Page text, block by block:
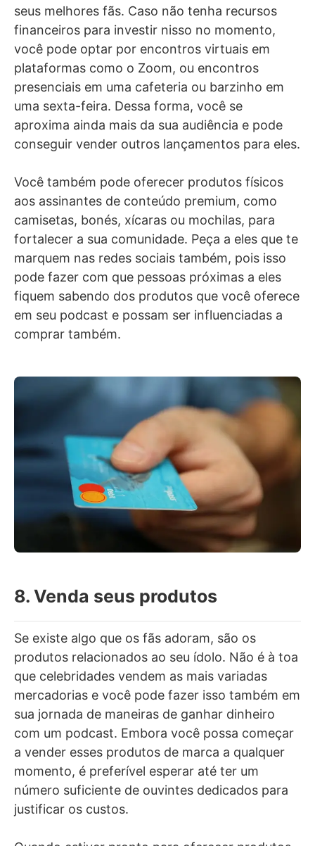
seus melhores fãs. Caso não tenha recursos
financeiros para investir nisso no momento,
você pode optar por encontros virtuais em
plataformas como o Zoom, ou encontros
presenciais em uma cafeteria ou barzinho em
uma sexta-feira. Dessa forma, você se
aproxima ainda mais da sua audiência e pode
conseguir vender outros lançamentos para eles.
Você também pode oferecer produtos físicos
aos assinantes de conteúdo premium, como
camisetas, bonés, xícaras ou mochilas, para
fortalecer a sua comunidade. Peça a eles que te
marquem nas redes sociais também, pois isso
pode fazer com que pessoas próximas a eles
fiquem sabendo dos produtos que você oferece
em seu podcast e possam ser influenciadas a
comprar também.
8. Venda seus produtos
Se existe algo que os fãs adoram, são os
produtos relacionados ao seu ídolo. Não é à toa
que celebridades vendem as mais variadas
mercadorias e você pode fazer isso também em
sua jornada de maneiras de ganhar dinheiro
com um podcast. Embora você possa começar
a vender esses produtos de marca a qualquer
momento, é preferível esperar até ter um
número suficiente de ouvintes dedicados para
justificar os custos.